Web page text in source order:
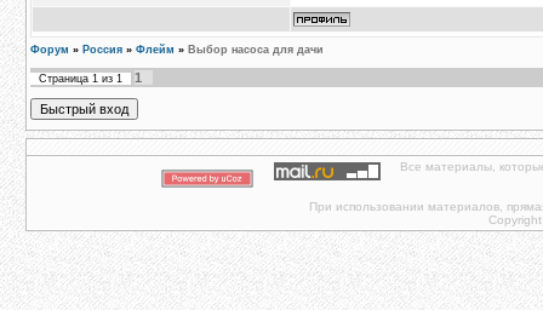
Форум » Россия » Флейм » Выбор насоса для дачи
Страница 1 из 1 1
Все материалы,
При использовании материалов,